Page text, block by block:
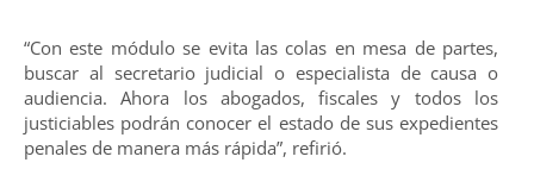
“Con este módulo se evita las colas en mesa de partes,
buscar al secretario judicial o especialista de causa o
audiencia. Ahora los abogados, fiscales y todos los
justiciables podrán conocer el estado de sus expedientes
penales de manera más rápida”, refirió.